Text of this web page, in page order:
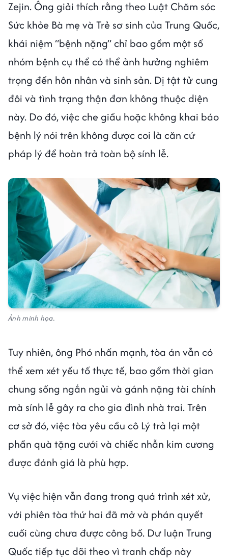
Zejin. Ông giải thích rằng theo Luật Chăm sóc
Sức khỏe Bà mẹ và Trẻ sơ sinh của Trung Quốc,
khái niệm “bệnh nặng” chỉ bao gồm một số
nhóm bệnh cụ thể có thể ảnh hưởng nghiêm
trọng đến hôn nhân và sinh sản. Dị tật tử cung
đôi và tình trạng thận đơn không thuộc diện
này. Do đó, việc che giấu hoặc không khai báo
bệnh lý nói trên không được coi là căn cứ
pháp lý để hoàn trả toàn bộ sính lễ.
Ảnh minh họa.
Tuy nhiên, ông Phó nhấn mạnh, tòa án vẫn có
thể xem xét yếu tố thực tế, bao gồm thời gian
chung sống ngắn ngủi và gánh nặng tài chính
mà sính lễ gây ra cho gia đình nhà trai. Trên
cơ sở đó, việc tòa yêu cầu cô Lý trả lại một
phần quà tặng cưới và chiếc nhẫn kim cương
được đánh giá là phù hợp.
Vụ việc hiện vẫn đang trong quá trình xét xử,
với phiên tòa thứ hai đã mở và phán quyết
cuối cùng chưa được công bố. Dư luận Trung
Quốc tiếp tục dõi theo vì tranh chấp này